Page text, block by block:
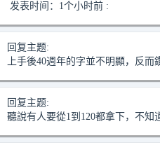
发表时间：1个小时前 :
回复主题:
上手後40週年的字並不明顯，反而
回复主题:
聽說有人要從1到120都拿下，不知